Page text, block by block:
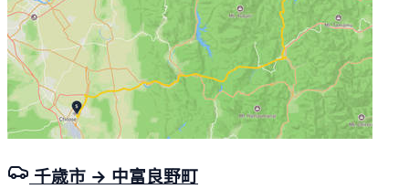
千歳市 → 中富良野町